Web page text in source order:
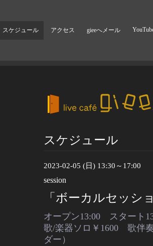
スケジュール アクセス gieeへメール
スケジュール
2023-02-05 (日) 13:30～17:00
session
「ボーカルセッシ
オープン13:00 スタート
歌/楽器ソロ￥1600 歌伴
ダー）